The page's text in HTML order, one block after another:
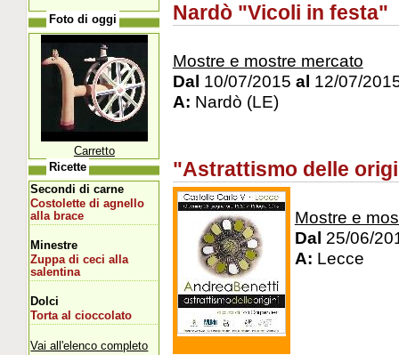
Nardò "Vicoli in festa"
Mostre e mostre mercato
Dal 10/07/2015 al 12/07/
A: Nardò (LE)
"Astrattismo delle
Mostre e
Dal 25/06/
A: Lecce
Foto di oggi
Carretto
Ricette
Secondi di carne
Costolette di agnello
alla brace
Minestre
Zuppa di ceci alla
salentina
Dolci
Torta al cioccolato
Vai all'elenco completo